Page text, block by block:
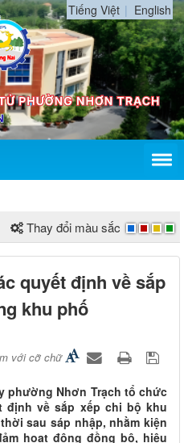
Tiếng Việt English
Thay đổi màu sắc
quyết định về sắp
khu phố
với cỡ chữ
phường Nhơn Trạch tổ chức
định về sắp xếp chi bộ khu
sau sáp nhập, nhằm kiện
hoạt động đồng bộ, hiệu